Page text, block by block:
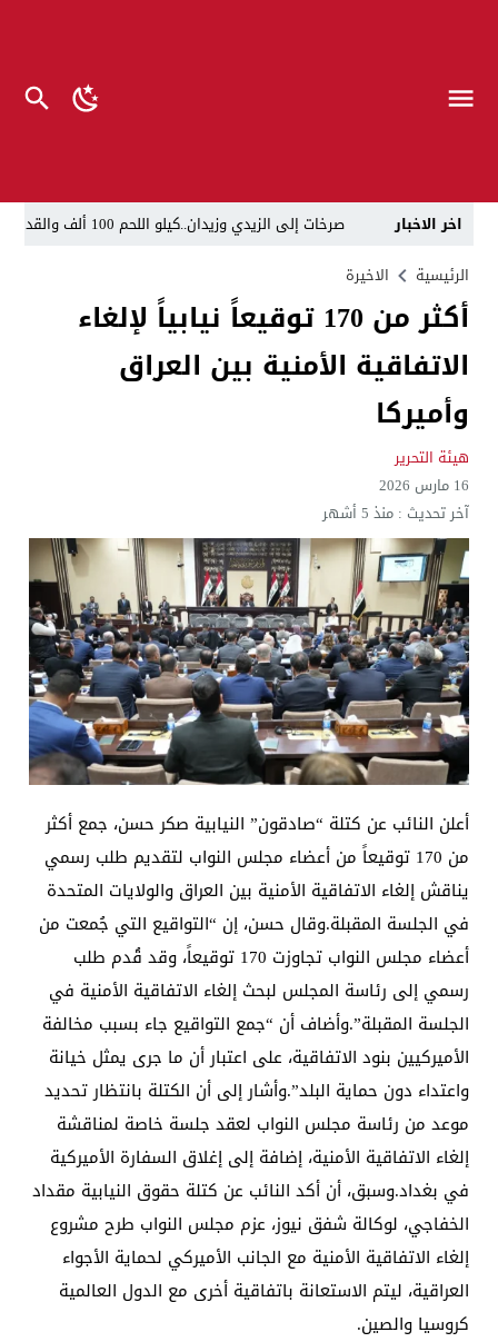
اخر الاخبار
صرخات إلى الزيدي وزيدان..كيلو اللحم 100 ألف والقداحة 5 آلاف في سجون العراق.. تظاهرة العوائل وسط بغداد
“لحين تسمية وزرائها”..الزيدي يوجه وكلاء الوزارات
مسيّرات إيرانية تستهدف مقرات حزب معارض كردي قرب
الرئيسية الاخيرة
أكثر من 170 توقيعاً نيابياً لإلغاء
الاتفاقية الأمنية بين العراق
وأميركا
هيئة التحرير
16 مارس 2026
آخر تحديث :منذ 5 أشهر
أعلن النائب عن كتلة “صادقون” النيابية صكر حسن، جمع أكثر
من 170 توقيعاً من أعضاء مجلس النواب لتقديم طلب رسمي
يناقش إلغاء الاتفاقية الأمنية بين العراق والولايات المتحدة
في الجلسة المقبلة.وقال حسن، إن “التواقيع التي جُمعت من
أعضاء مجلس النواب تجاوزت 170 توقيعاً، وقد قُدم طلب
رسمي إلى رئاسة المجلس لبحث إلغاء الاتفاقية الأمنية في
الجلسة المقبلة”.وأضاف أن “جمع التواقيع جاء بسبب مخالفة
الأميركيين بنود الاتفاقية، على اعتبار أن ما جرى يمثل خيانة
واعتداء دون حماية البلد”.وأشار إلى أن الكتلة بانتظار تحديد
موعد من رئاسة مجلس النواب لعقد جلسة خاصة لمناقشة
إلغاء الاتفاقية الأمنية، إضافة إلى إغلاق السفارة الأميركية
في بغداد.وسبق، أن أكد النائب عن كتلة حقوق النيابية مقداد
الخفاجي، لوكالة شفق نيوز، عزم مجلس النواب طرح مشروع
إلغاء الاتفاقية الأمنية مع الجانب الأميركي لحماية الأجواء
العراقية، ليتم الاستعانة باتفاقية أخرى مع الدول العالمية
كروسيا والصين.